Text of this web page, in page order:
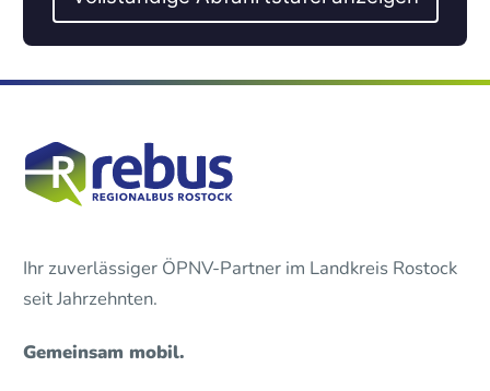
Ihr zuverlässiger ÖPNV-Partner im Landkreis Rostock
seit Jahrzehnten.
Gemeinsam mobil.